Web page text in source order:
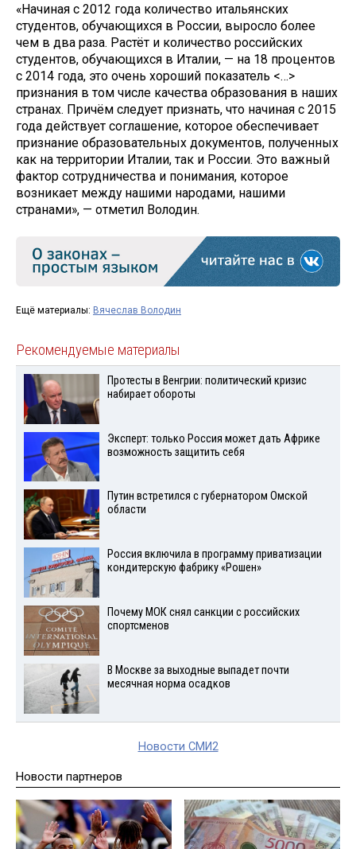
«Начиная с 2012 года количество итальянских
студентов, обучающихся в России, выросло более
чем в два раза. Растёт и количество российских
студентов, обучающихся в Италии, — на 18 процентов
с 2014 года, это очень хороший показатель <…>
признания в том числе качества образования в наших
странах. Причём следует признать, что начиная с 2015
года действует соглашение, которое обеспечивает
признание образовательных документов, полученных
как на территории Италии, так и России. Это важный
фактор сотрудничества и понимания, которое
возникает между нашими народами, нашими
странами», — отметил Володин.
Ещё материалы: Вячеслав Володин
Рекомендуемые материалы
Протесты в Венгрии: политический кризис
набирает обороты
Эксперт: только Россия может дать Африке
возможность защитить себя
Путин встретился с губернатором Омской
области
Россия включила в программу приватизации
кондитерскую фабрику «Рошен»
Почему МОК снял санкции с российских
спортсменов
В Москве за выходные выпадет почти
месячная норма осадков
Новости СМИ2
Новости партнеров